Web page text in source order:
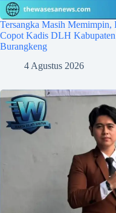
Tersangka Masih
Copot Kadis DLH
Burangkeng
4 Agustus 2026